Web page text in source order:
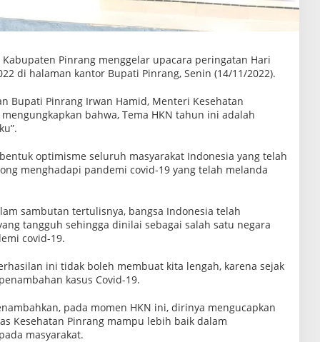
Pinrang menggelar upacara peringatan Hari
di halaman kantor Bupati Pinrang, Senin (14/11/2022).
Bupati Pinrang Irwan Hamid, Menteri Kesehatan
bahwa, Tema HKN tahun ini adalah
optimisme seluruh masyarakat Indonesia yang telah
menghadapi pandemi covid-19 yang telah melanda
sambutan tertulisnya, bangsa Indonesia telah
tangguh sehingga dinilai sebagai salah satu negara
covid-19.
ini tidak boleh membuat kita lengah, karena sejak
kasus Covid-19.
pada momen HKN ini, dirinya mengucapkan
Kesehatan Pinrang mampu lebih baik dalam
masyarakat.